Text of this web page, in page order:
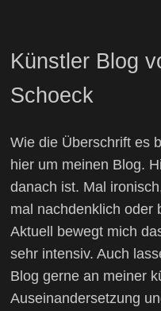
Künstler Blog
Schoeck
Wie die Überschrift es
hier um meinen Blog.
danach ist. Mal
mal nachdenklich oder
Aktuell bewegt mich
sehr intensiv. Auch
Blog gerne an meiner
Auseinandersetzung